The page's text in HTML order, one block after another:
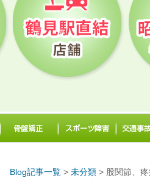
Blog記事一覧 > 未分類 > 股関節、